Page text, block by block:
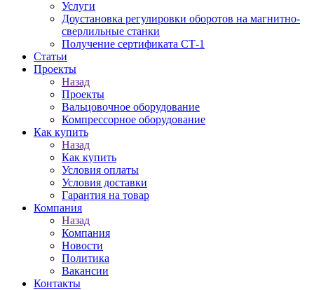
Услуги
Доустановка регулировки оборотов на магнитно-
сверлильные станки
Получение сертификата СТ-1
Статьи
Проекты
Назад
Проекты
Вальцовочное оборудование
Компрессорное оборудование
Как купить
Назад
Как купить
Условия оплаты
Условия доставки
Гарантия на товар
Компания
Назад
Компания
Новости
Политика
Вакансии
Контакты